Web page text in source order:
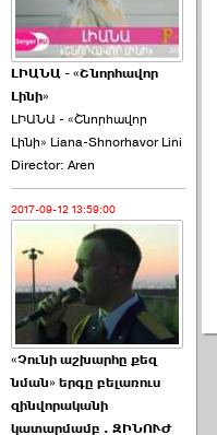
ԼԻԱՆԱ - «Շնորհավոր
Լինի»
ԼԻԱՆԱ - «Շնորհավոր
Լինի» Liana-Shnorhavor Lini
Director: Aren
2017-09-12 13:59:00
«Չունի աշխարհը քեզ
նման» երգը բելառուս
զինվորականի
կատարմամբ . ԶԻՆՈՒԺ